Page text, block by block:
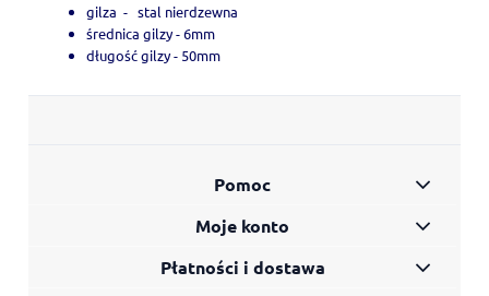
gilza - stal nierdzewna
średnica gilzy - 6mm
długość gilzy - 50mm
Pomoc
Moje konto
Płatności i dostawa